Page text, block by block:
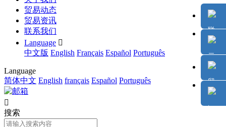
贸易动态
贸易资讯
联系我们
Language 
中文版 English Français Español Português
Language
简体中文 English français Español Português

搜索